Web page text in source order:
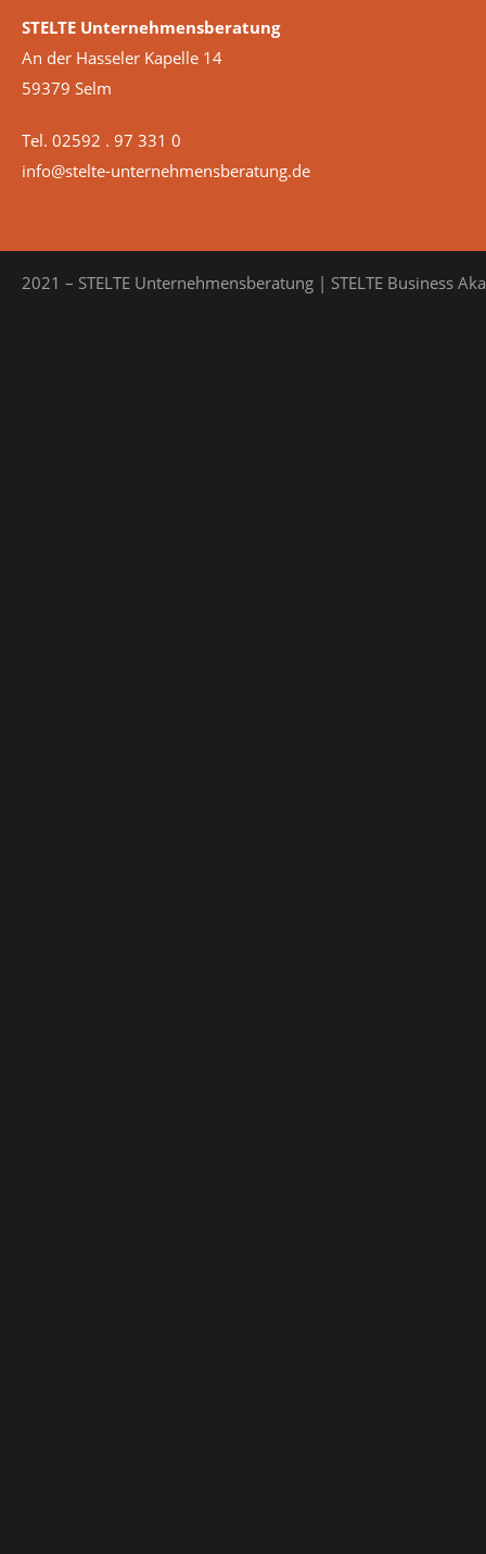
STELTE Unternehmensberatung
An der Hasseler Kapelle 14
59379 Selm
Tel. 02592 . 97 331 0
info@stelte-unternehmensberatung.de
2021 – STELTE Unternehmensberatung | STELTE Business